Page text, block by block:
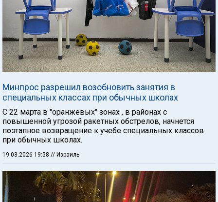
Минпрос разрешил возобновить занятия в
специальных классах при обычных школах
С 22 марта в "оранжевых" зонах , в районах с
повышенной угрозой ракетных обстрелов, начнется
поэтапное возвращение к учебе специальных классов
при обычных школах.
19.03.2026 19:58 // Израиль